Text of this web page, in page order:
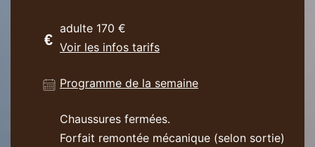
adulte 170 €
Voir les infos tarifs
Programme de la semaine
Chaussures fermées.
Forfait remontée mécanique (selon sortie)